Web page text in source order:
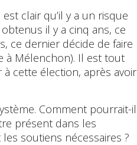
clair qu’il y a un risque
il y a cinq ans, ce
ce dernier décide de faire
à Mélenchon). Il est tout
cette élection, après avoir
Comment pourrait-il
présent dans les
soutiens nécessaires ?